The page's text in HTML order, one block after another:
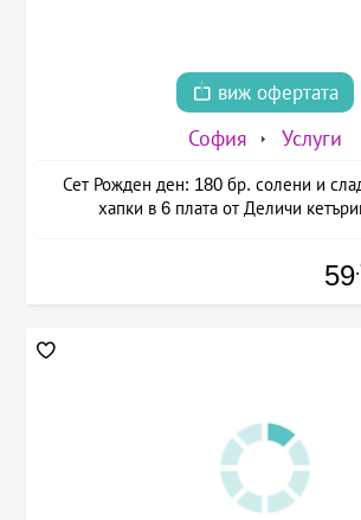
виж офертата
София Услуги
Сет Рожден ден: 180 бр. солени и
хапки в 6 плата от Деличи
59